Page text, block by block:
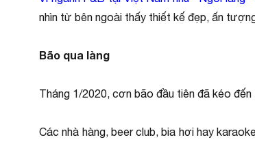
nhìn từ bên ngoài thấy thiết kế đẹp, ấn
Bão qua làng
Tháng 1/2020, cơn bão đầu tiên đã kéo đến
Các nhà hàng, beer club, bia hơi hay